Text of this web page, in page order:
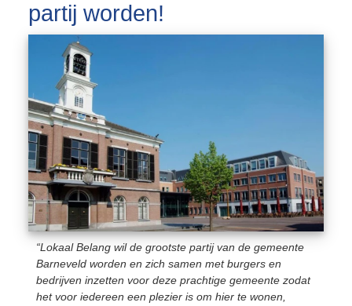
partij worden!
“Lokaal Belang wil de grootste partij van de gemeente
Barneveld worden en zich samen met burgers en
bedrijven inzetten voor deze prachtige gemeente zodat
het voor iedereen een plezier is om hier te wonen,